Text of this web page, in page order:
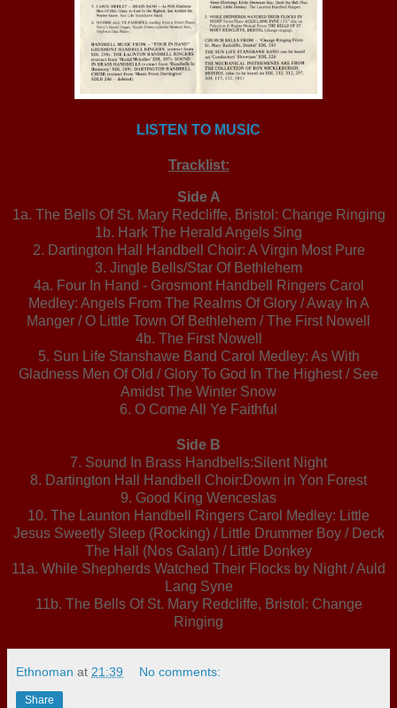
LISTEN TO MUSIC
Tracklist:
Side A
1a. The Bells Of St. Mary Redcliffe, Bristol: Change Ringing
1b. Hark The Herald Angels Sing
2. Dartington Hall Handbell Choir: A Virgin Most Pure
3. Jingle Bells/Star Of Bethlehem
4a. Four In Hand - Grosmont Handbell Ringers Carol
Medley: Angels From The Realms Of Glory / Away In A
Manger / O Little Town Of Bethlehem / The First Nowell
4b. The First Nowell
5. Sun Life Stanshawe Band Carol Medley: As With
Gladness Men Of Old / Glory To God In The Highest / See
Amidst The Winter Snow
6. O Come All Ye Faithful
Side B
7. Sound In Brass Handbells:Silent Night
8. Dartington Hall Handbell Choir:Down in Yon Forest
9. Good King Wenceslas
10. The Launton Handbell Ringers Carol Medley: Little
Jesus Sweetly Sleep (Rocking) / Little Drummer Boy / Deck
The Hall (Nos Galan) / Little Donkey
11a. While Shepherds Watched Their Flocks by Night / Auld
Lang Syne
11b. The Bells Of St. Mary Redcliffe, Bristol: Change
Ringing
Ethnoman at 21:39 No comments:
Share